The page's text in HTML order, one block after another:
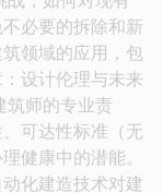
必要的拆除和新
领域的应用，包
设计伦理与未来
筑师的专业责
可达性标准（无
健康中的潜能。
化建造技术对建